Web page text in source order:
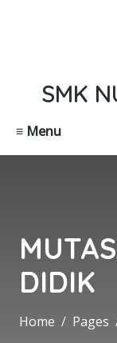
SMK
≡ Menu
DIDIK
Home Pages